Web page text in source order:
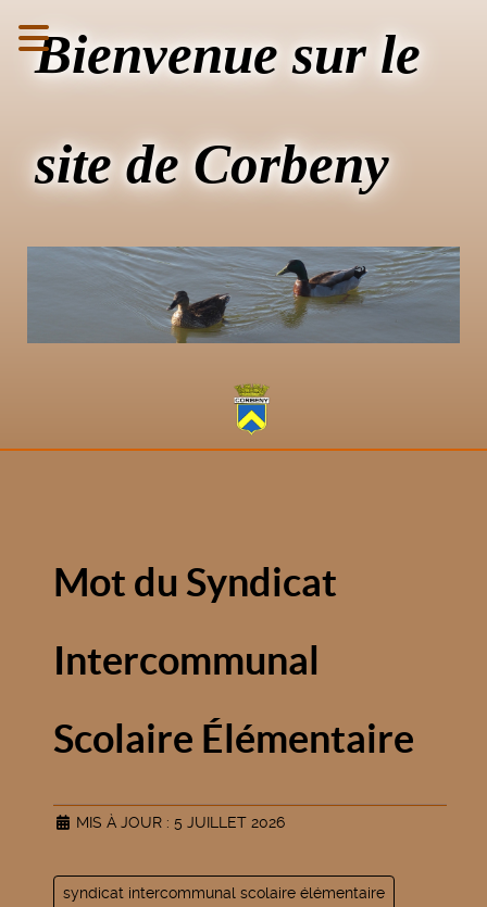
Bienvenue sur le
site de Corbeny
Mot du Syndicat
Intercommunal
Scolaire Élémentaire
MIS À JOUR : 5 JUILLET 2026
syndicat intercommunal scolaire élémentaire